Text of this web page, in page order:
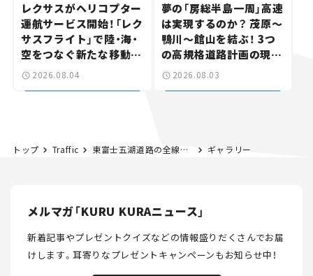
レクサスがヘリコプター
運航サービス開始！「レク
サスフライト」で陸・海・
空をつなぐ新たな移動体
験とは
2026.08.04
夢の「房総半島一周」高速
は実現するのか？ 茂原～
鴨川～館山を結ぶ！ 3つ
の高規格道路計画の現
状。「館山鴨川道路」で検
2026.08.03
トップ Traffic 東富士五湖道路の全線で通行止め！5月30日から。 ギャラリー
メルマガ「KURU KURAニュース」
新着記事やプレゼントクイズなどの情報盛りだくさんでお届
けします。耳寄りなプレゼントキャンペーンもお知らせ中！